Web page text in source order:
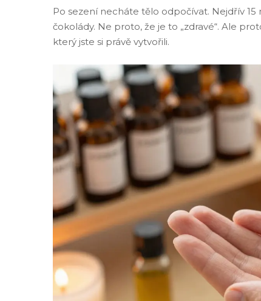
Po sezení necháte tělo odpočívat. Nejdřív
čokolády. Ne proto, že je to „zdravé“. Ale
který jste si právě vytvořili.